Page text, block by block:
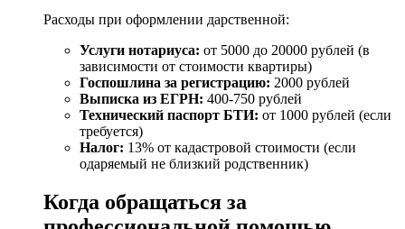
Расходы при оформлении дарственной:
Услуги нотариуса: от 5000 до 20000 рублей (в
зависимости от стоимости квартиры)
Госпошлина за регистрацию: 2000 рублей
Выписка из ЕГРН: 400-750 рублей
Технический паспорт БТИ: от 1000 рублей (если
требуется)
Налог: 13% от кадастровой стоимости (если
одаряемый не близкий родственник)
Когда обращаться за